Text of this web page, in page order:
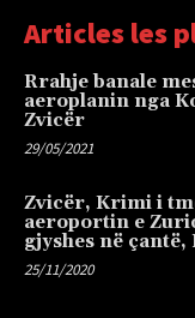
Articles les
Rrahje banale
aeroplanin nga
Zvicër
29/05/2021
Zvicër, Krimi i
aeroportin e
gjyshes në
25/11/2020